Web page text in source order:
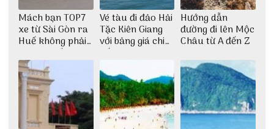
Mách bạn TOP7
xe từ Sài Gòn ra
Huế không phải
ai cũng biết
Vé tàu đi đảo Hải
Tặc Kiên Giang
với bảng giá chi
tiết
Hướng dẫn
đường đi lên Mộc
Châu từ A đến Z